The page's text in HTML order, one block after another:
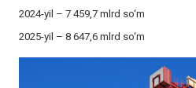
2024-yil – 7 459,7 mlrd so‘m
2025-yil – 8 647,6 mlrd so‘m